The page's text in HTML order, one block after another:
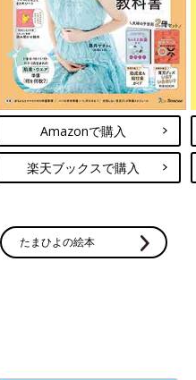
Amazonで購入
楽天ブックスで購入
たまひよの絵本